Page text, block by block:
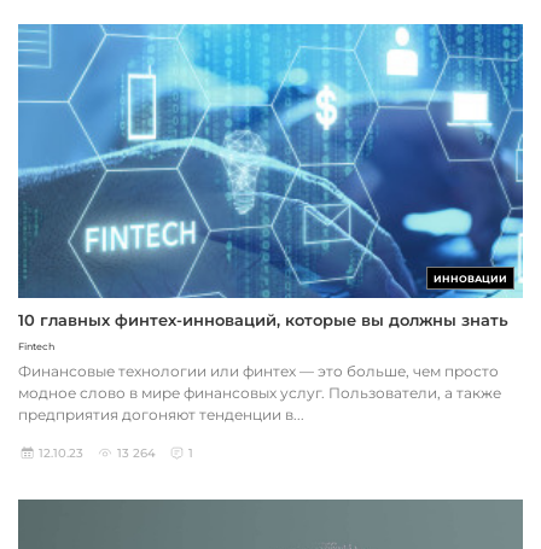
ИННОВАЦИИ
10 главных финтех-инноваций, которые вы должны знать
Fintech
Финансовые технологии или финтех — это больше, чем просто
модное слово в мире финансовых услуг. Пользователи, а также
предприятия догоняют тенденции в...
12.10.23 13 264 1